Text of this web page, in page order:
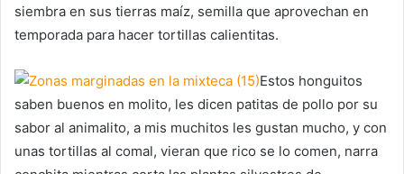
siembra en sus tierras maíz, semilla que aprovechan en
temporada para hacer tortillas calientitas.
Estos honguitos
saben buenos en molito, les dicen patitas de pollo por su
sabor al animalito, a mis muchitos les gustan mucho, y con
unas tortillas al comal, vieran que rico se lo comen, narra